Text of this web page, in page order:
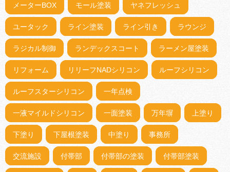
メーターBOX モール塗装 ヤネフレッシュ
ユータック ライン塗装 ライン引き ラウンジ
ラジカル制御 ランデックスコート ラーメン屋塗装
リフォーム リリーフNADシリコン ルーフシリコン
ルーフスターシリコン 一年点検
一液マイルドシリコン 一面塗装 万年塀 上塗り
下塗り 下屋根塗装 中塗り 事務所
交流施設 付帯部 付帯部の塗装 付帯部塗装